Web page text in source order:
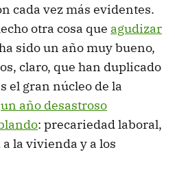
cada vez más evidentes.
otra cosa que agudizar
sido un año muy bueno,
claro, que han duplicado
el gran núcleo de la
un año desastroso
: precariedad laboral,
la vivienda y a los